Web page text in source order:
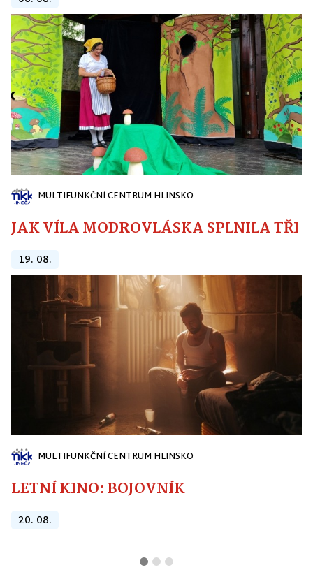
MULTIFUNKČNÍ CENTRUM HLINSKO
JAK VÍLA MODROVLÁSKA SPLNILA
19. 08.
MULTIFUNKČNÍ CENTRUM HLINSKO
LETNÍ KINO: BOJOVNÍK
20. 08.